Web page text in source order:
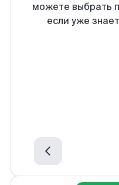
можете выбрать
если уже